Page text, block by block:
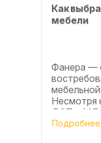
Как
мебели
Фанера —
Несмотря
ДСП и МДФ